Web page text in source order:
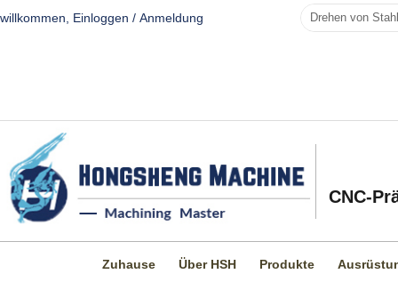
willkommen, Einloggen / Anmeldung
CNC-
Zuhause Über HSH Produkte